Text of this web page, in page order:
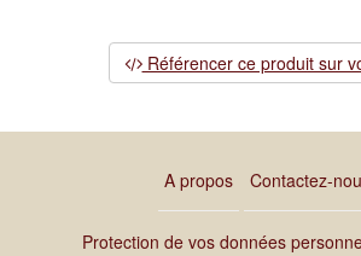
Référencer ce produit sur
A propos Contactez-
Protection de vos données